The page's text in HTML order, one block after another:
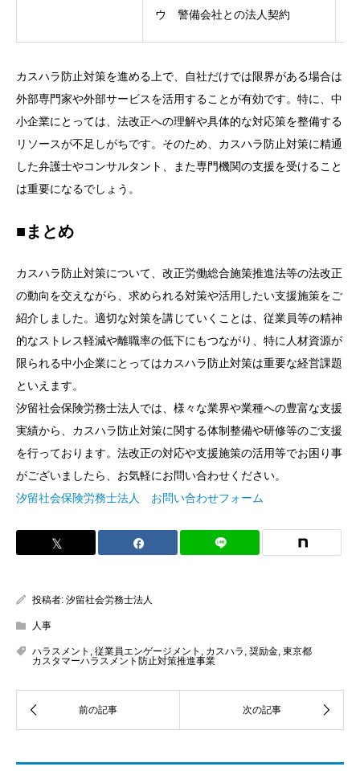
ウ 警備会社との法人契約
カスハラ防止対策を進める上で、自社だけでは限界がある場合は
外部専門家や外部サービスを活用することが有効です。特に、中
小企業にとっては、法改正への理解や具体的な対応策を整備する
リソースが不足しがちです。そのため、カスハラ防止対策に精通
した弁護士やコンサルタント、また専門機関の支援を受けること
は重要になるでしょう。
■まとめ
カスハラ防止対策について、改正労働総合施策推進法等の法改正
の動向を交えながら、求められる対策や活用したい支援施策をご
紹介しました。適切な対策を講じていくことは、従業員等の精神
的なストレス軽減や離職率の低下にもつながり、特に人材資源が
限られる中小企業にとってはカスハラ防止対策は重要な経営課題
といえます。
汐留社会保険労務士法人では、様々な業界や業種への豊富な支援
実績から、カスハラ防止対策に関する体制整備や研修等のご支援
を行っております。法改正の対応や支援施策の活用等でお困り事
がございましたら、お気軽にお問い合わせください。
汐留社会保険労務士法人 お問い合わせフォーム
投稿者: 汐留社会労務士法人
人事
ハラスメント , 従業員エンゲージメント , カスハラ , 奨励金, 東京都
カスタマーハラスメント防止対策推進事業